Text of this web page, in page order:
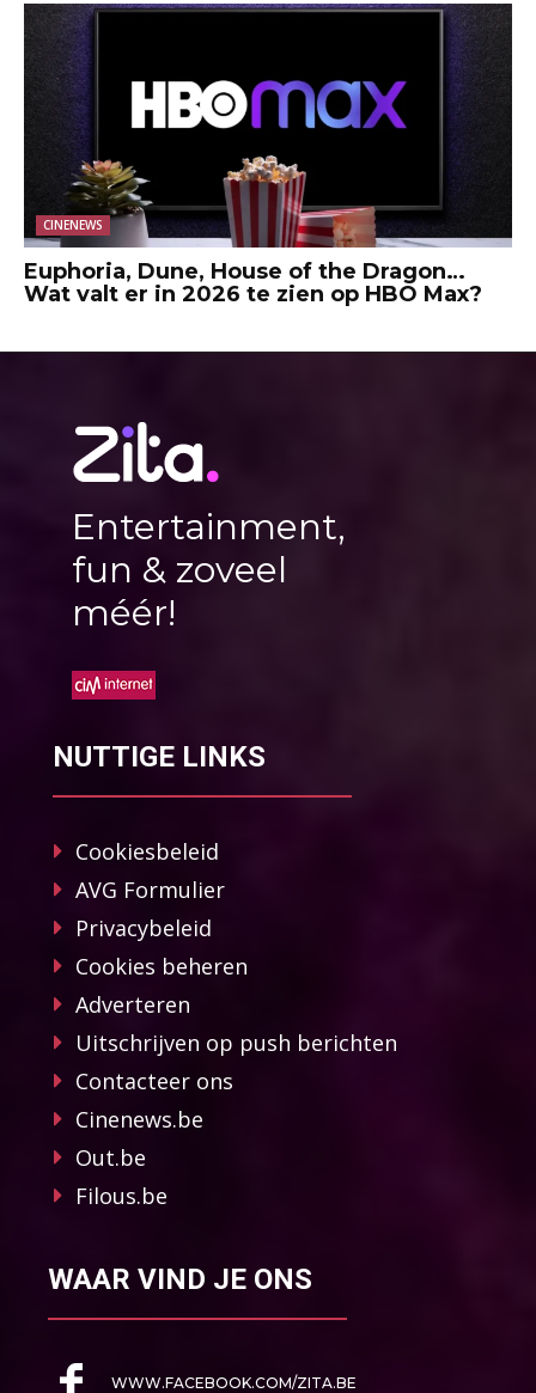
CINENEWS
Euphoria, Dune, House of the Dragon…
Wat valt er in 2026 te zien op HBO Max?
Entertainment,
fun & zoveel
méér!
NUTTIGE LINKS
Cookiesbeleid
AVG Formulier
Privacybeleid
Cookies beheren
Adverteren
Uitschrijven op push berichten
Contacteer ons
Cinenews.be
Out.be
Filous.be
WAAR VIND JE ONS
WWW.FACEBOOK.COM/ZITA.BE